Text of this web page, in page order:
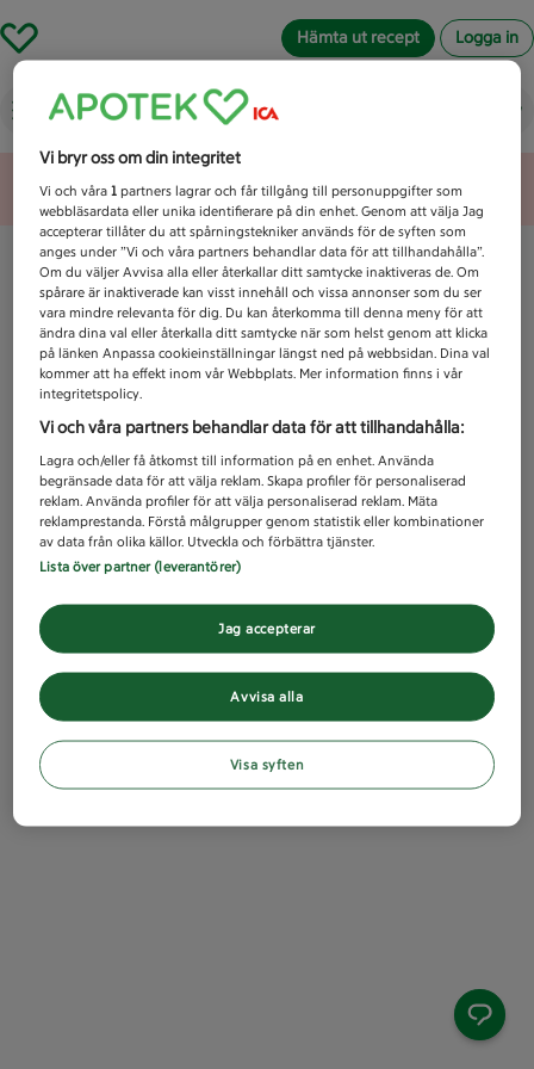
Hämta ut recept Logga in
Vad letar du efter idag?
Unknown error
Vi bryr oss om din integritet
Vi och våra1 partners lagrar och får tillgång till personuppgifter som
webbläsardata eller unika identifierare på din enhet. Genom att välja Jag
accepterar tillåter du att spårningstekniker används för de syften som
anges under ”Vi och våra partners behandlar data för att tillhandahålla”.
Om du väljer Avvisa alla eller återkallar ditt samtycke inaktiveras de. Om
spårare är inaktiverade kan visst innehåll och vissa annonser som du ser
vara mindre relevanta för dig. Du kan återkomma till denna meny för att
ändra dina val eller återkalla ditt samtycke när som helst genom att klicka
på länken Anpassa cookieinställningar längst ned på webbsidan. Dina val
kommer att ha effekt inom vår Webbplats. Mer information finns i vår
integritetspolicy.
Vi och våra partners behandlar data för att tillhandahålla:
Lagra och/eller få åtkomst till information på en enhet. Använda
begränsade data för att välja reklam. Skapa profiler för personaliserad
reklam. Använda profiler för att välja personaliserad reklam. Mäta
reklamprestanda. Förstå målgrupper genom statistik eller kombinationer
av data från olika källor. Utveckla och förbättra tjänster.
Lista över partner (leverantörer)
Avvisa alla
Jag accepterar
Visa syften